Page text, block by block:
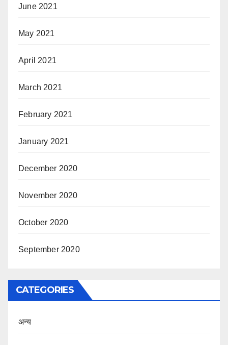
June 2021
May 2021
April 2021
March 2021
February 2021
January 2021
December 2020
November 2020
October 2020
September 2020
CATEGORIES
अन्य